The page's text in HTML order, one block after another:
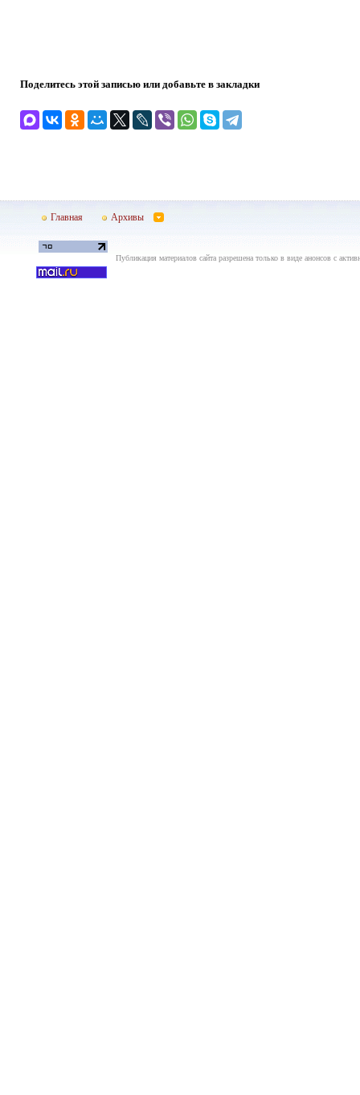
Поделитесь этой записью или добавьте в закладки
Главная Архивы
Публикация материалов сайта разрешена только в виде анонсов с